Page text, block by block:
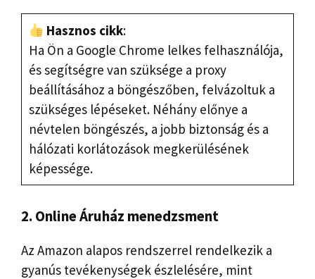
Hasznos cikk:
Ha Ön a Google Chrome lelkes felhasználója,
és segítségre van szüksége a proxy
beállításához a böngészőben, felvázoltuk a
szükséges lépéseket. Néhány előnye a
névtelen böngészés, a jobb biztonság és a
hálózati korlátozások megkerülésének
képessége.
2. Online Áruház menedzsment
Az Amazon alapos rendszerrel rendelkezik a
gyanús tevékenységek észlelésére, mint